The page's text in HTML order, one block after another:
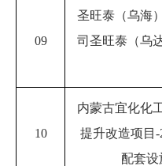
09
圣旺泰（乌海
司圣旺泰（乌
10
内蒙古宜化化
提升改造项目 -
配套设